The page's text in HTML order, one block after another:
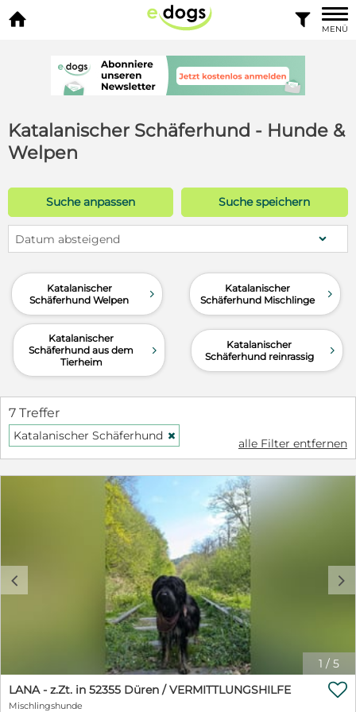
 
MENÜ
Katalanischer Schäferhund - Hunde &
Welpen
Suche anpassen Suche speichern
Datum absteigend
Katalanischer
Schäferhund Welpen
d
Katalanischer
Schäferhund Mischlinge
d
Katalanischer
Schäferhund aus dem
Tierheim
d
Katalanischer
Schäferhund reinrassig
d
7 Treffer
Katalanischer Schäferhund H
alle Filter entfernen
1 / 5
c d
LANA - z.Zt. in 52355 Düren / VERMITTLUNGSHILFE
Mischlingshunde
